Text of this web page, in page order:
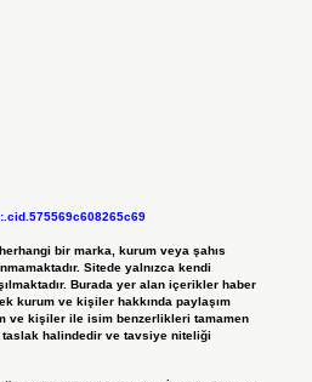
bir marka, kurum veya şahıs
Sitede yalnızca kendi
Burada yer alan içerikler haber
kurum ve kişiler hakkında paylaşım
ve kişiler ile isim benzerlikleri tamamen
halindedir ve tavsiye niteliği